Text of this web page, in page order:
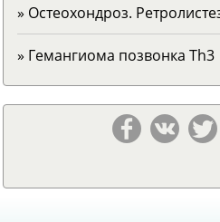
» Остеохондроз.
» Гемангиома позвонка Тh3